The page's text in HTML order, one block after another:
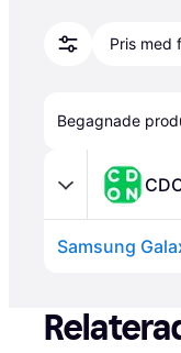
Pris med
Begagnade